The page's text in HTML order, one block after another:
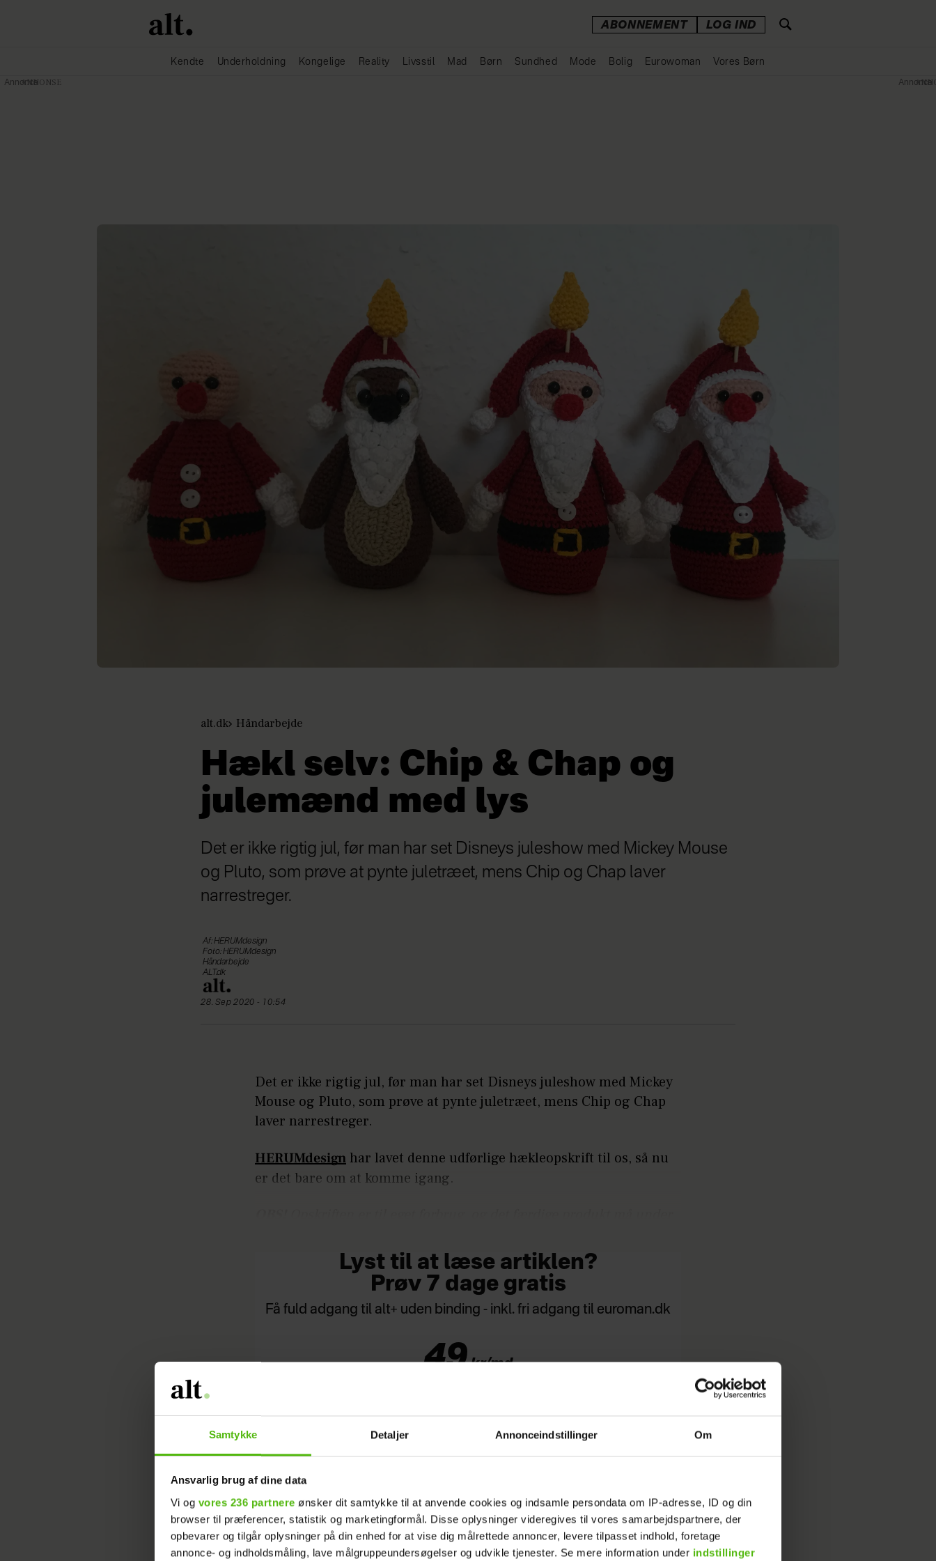
Samtykke Detaljer Annonceindstillinger Om
Ansvarlig brug af dine data
Vi og vores 236 partnere ønsker dit samtykke til at anvende cookies og indsamle persondata om IP-adresse, ID og din
browser til præferencer, statistik og marketingformål. Disse oplysninger videregives til vores samarbejdspartnere, der
opbevarer og tilgår oplysninger på din enhed for at vise dig målrettede annoncer, levere tilpasset indhold, foretage
annonce- og indholdsmåling, lave målgruppeundersøgelser og udvikle tjenester. Se mere information under indstillinger
ABONNEMENT LOG IND
Kendte Underholdning Kongelige Reality Livsstil Mad Børn Sundhed Mode Bolig Eurowoman Vores Børn
alt.dk Håndarbejde
Hækl selv: Chip & Chap og
julemænd med lys
Det er ikke rigtig jul, før man har set Disneys juleshow med Mickey Mouse
og Pluto, som prøve at pynte juletræet, mens Chip og Chap laver
narrestreger.
Af: HERUMdesign
Foto: HERUMdesign
Håndarbejde
ALT.dk
28. Sep 2020 - 10:54
Det er ikke rigtig jul, før man har set Disneys juleshow med Mickey
Mouse og Pluto, som prøve at pynte juletræet, mens Chip og Chap
laver narrestreger.
HERUMdesign har lavet denne udførlige hækleopskrift til os, så nu
er det bare om at komme igang.
Lyst til at læse artiklen?
Prøv 7 dage gratis
Få fuld adgang til alt+ uden binding - inkl. fri adgang til euroman.dk
49 kr/md
privatlivspolitk
BETAL MED MOBILEPAY
Annonce Annonce